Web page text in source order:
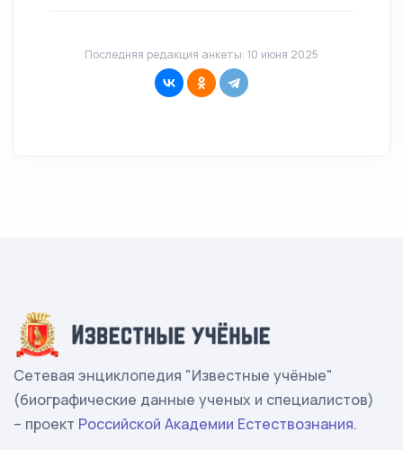
Последняя редакция анкеты: 10 июня 2025
Сетевая энциклопедия "Известные учёные"
(биографические данные ученых и специалистов)
– проект Российской Академии Естествознания.